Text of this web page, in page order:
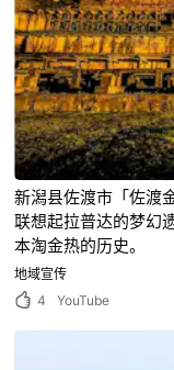
新潟县佐渡市「佐渡
联想起拉普达的梦幻
本淘金热的历史。
地域宣传
4
YouTube